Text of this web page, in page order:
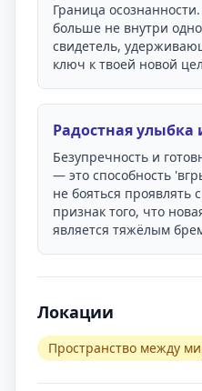
Граница
больше не внутри
свидетель,
ключ к твоей новой
Радостная улыбка
Безупречность и
— это способность
не бояться проявлять
признак того, что
является тяжёлым
Локации
Пространство между